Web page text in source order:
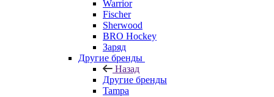
Warrior
Fischer
Sherwood
BRO Hockey
Заряд
Другие бренды
Назад
Другие бренды
Tampa